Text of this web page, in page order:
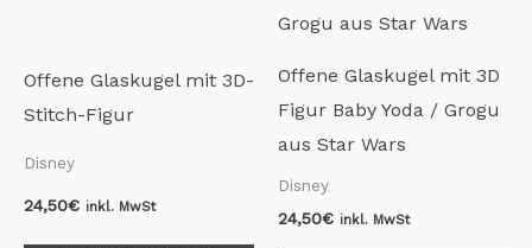
Offene Glaskugel mit 3D-
Stitch-Figur
Disney
24,50€ inkl. MwSt
Offene Glaskugel mit 3D
Figur Baby Yoda / Grogu
aus Star Wars
Disney
24,50€ inkl. MwSt